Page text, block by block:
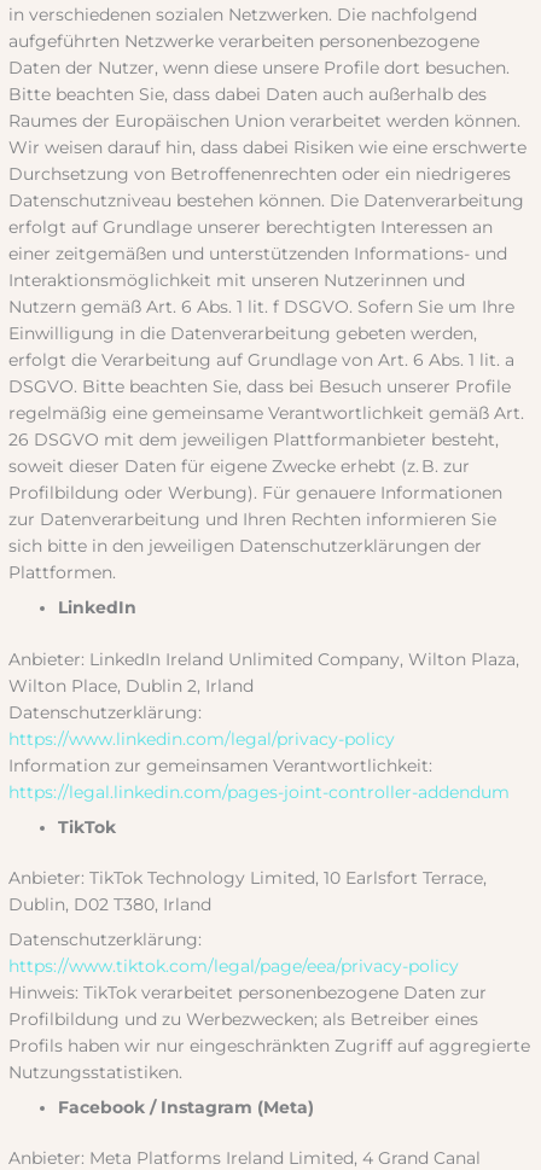
in verschiedenen sozialen Netzwerken. Die nachfolgend
aufgeführten Netzwerke verarbeiten personenbezogene
Daten der Nutzer, wenn diese unsere Profile dort besuchen.
Bitte beachten Sie, dass dabei Daten auch außerhalb des
Raumes der Europäischen Union verarbeitet werden können.
Wir weisen darauf hin, dass dabei Risiken wie eine erschwerte
Durchsetzung von Betroffenenrechten oder ein niedrigeres
Datenschutzniveau bestehen können. Die Datenverarbeitung
erfolgt auf Grundlage unserer berechtigten Interessen an
einer zeitgemäßen und unterstützenden Informations- und
Interaktionsmöglichkeit mit unseren Nutzerinnen und
Nutzern gemäß Art. 6 Abs. 1 lit. f DSGVO. Sofern Sie um Ihre
Einwilligung in die Datenverarbeitung gebeten werden,
erfolgt die Verarbeitung auf Grundlage von Art. 6 Abs. 1 lit. a
DSGVO. Bitte beachten Sie, dass bei Besuch unserer Profile
regelmäßig eine gemeinsame Verantwortlichkeit gemäß Art.
26 DSGVO mit dem jeweiligen Plattformanbieter besteht,
soweit dieser Daten für eigene Zwecke erhebt (z. B. zur
Profilbildung oder Werbung). Für genauere Informationen
zur Datenverarbeitung und Ihren Rechten informieren Sie
sich bitte in den jeweiligen Datenschutzerklärungen der
Plattformen.
LinkedIn
Anbieter: LinkedIn Ireland Unlimited Company, Wilton Plaza,
Wilton Place, Dublin 2, Irland
Datenschutzerklärung:
https://www.linkedin.com/legal/privacy-policy
Information zur gemeinsamen Verantwortlichkeit:
https://legal.linkedin.com/pages-joint-controller-addendum
TikTok
Anbieter: TikTok Technology Limited, 10 Earlsfort Terrace,
Dublin, D02 T380, Irland
Datenschutzerklärung:
https://www.tiktok.com/legal/page/eea/privacy-policy
Hinweis: TikTok verarbeitet personenbezogene Daten zur
Profilbildung und zu Werbezwecken; als Betreiber eines
Profils haben wir nur eingeschränkten Zugriff auf aggregierte
Nutzungsstatistiken.
Facebook / Instagram (Meta)
Anbieter: Meta Platforms Ireland Limited, 4 Grand Canal